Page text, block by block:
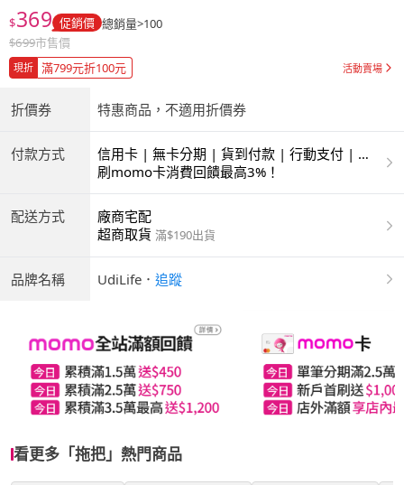
$369 促銷價 總銷量>100
$699市售價
現折 滿799元折100元 活動賣場
折價券 特惠商品，不適用折價券
付款方式
信用卡 | 無卡分期 | 貨到付款 | 行動支付 | 超
商付款 | ATM | 銀聯卡
刷momo卡消費回饋最高3%！
配送方式
廠商宅配
超商取貨 滿$190出貨
品牌名稱 UdiLife ． 追蹤
看更多「拖把」熱門商品